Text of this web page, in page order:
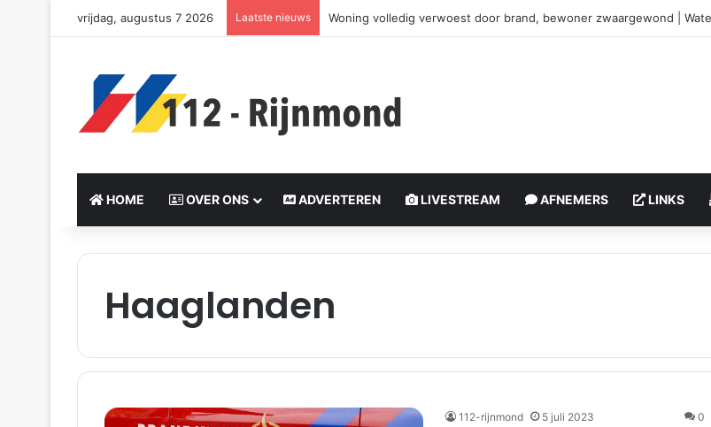
vrijdag, augustus 7 2026 Laatste nieuws Woning volledig verwoest door brand, bewoner zwaargewond |
HOME OVER ONS ADVERTEREN LIVESTREAM AFNEMERS LINKS
Haaglanden
112-rijnmond 5 juli 2023 0